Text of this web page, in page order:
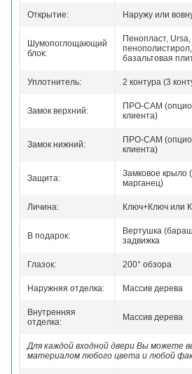
Открытие: Наружу или
Шумопоглощающий
блок:
Пенопласт,
базальтовая
Уплотнитель: 2 контура (3
Замок верхний:
ПРО-САМ
клиента)
Замок нижний:
ПРО-САМ
клиента)
Защита:
Замковое крыло
марганец)
Личина: Ключ+Ключ или
В подарок:
Вертушка
задвижка
Глазок: 200° обзора
Наружняя отделка: Массив дерева
Внутренняя
отделка:
Массив дерева
Для каждой входной двери Вы можете
материалом любого цвета и любой